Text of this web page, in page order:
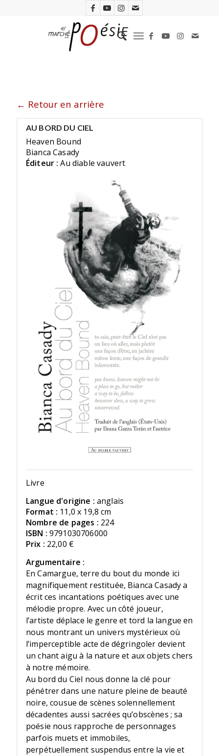
← Retour en arrière
AU BORD DU CIEL
Heaven Bound
Bianca Casady
Éditeur : Au diable vauvert
Livre
Langue d'origine : anglais
Format : 11,0 x 19,8 cm
Nombre de pages : 224
ISBN : 9791030706000
Prix : 22,00 €
Argumentaire :
En Camargue, terre du bout du monde ici
magnifiquement restituée, Bianca Casady a
écrit ces incantations poétiques avec une
mélodie propre. Avec un côté joueur,
l’artiste déplace le genre et tord la langue en
nous montrant un univers mystérieux où
l’imperceptible acte de dégringoler devient
un chant aigu à la nature et aux objets chers
à notre mémoire.
Au bord du Ciel nous donne la clé pour
pénétrer dans une nature pleine de beauté
noire, cousue de scènes solennellement
décadentes aussi sacrées qu’obscènes ; sa
poésie nous rapproche de personnages
parfois muets et immobiles,
perpétuellement suspendus entre la vie et